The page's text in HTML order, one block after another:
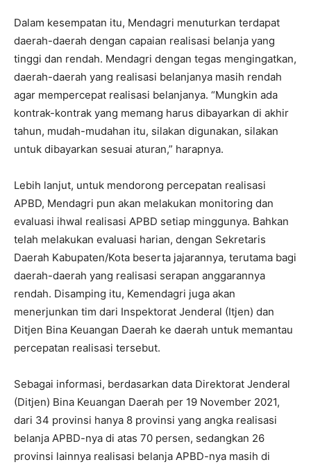
Dalam kesempatan itu, Mendagri menuturkan terdapat
daerah-daerah dengan capaian realisasi belanja yang
tinggi dan rendah. Mendagri dengan tegas mengingatkan,
daerah-daerah yang realisasi belanjanya masih rendah
agar mempercepat realisasi belanjanya. “Mungkin ada
kontrak-kontrak yang memang harus dibayarkan di akhir
tahun, mudah-mudahan itu, silakan digunakan, silakan
untuk dibayarkan sesuai aturan,” harapnya.
Lebih lanjut, untuk mendorong percepatan realisasi
APBD, Mendagri pun akan melakukan monitoring dan
evaluasi ihwal realisasi APBD setiap minggunya. Bahkan
telah melakukan evaluasi harian, dengan Sekretaris
Daerah Kabupaten/Kota beserta jajarannya, terutama bagi
daerah-daerah yang realisasi serapan anggarannya
rendah. Disamping itu, Kemendagri juga akan
menerjunkan tim dari Inspektorat Jenderal (Itjen) dan
Ditjen Bina Keuangan Daerah ke daerah untuk memantau
percepatan realisasi tersebut.
Sebagai informasi, berdasarkan data Direktorat Jenderal
(Ditjen) Bina Keuangan Daerah per 19 November 2021,
dari 34 provinsi hanya 8 provinsi yang angka realisasi
belanja APBD-nya di atas 70 persen, sedangkan 26
provinsi lainnya realisasi belanja APBD-nya masih di